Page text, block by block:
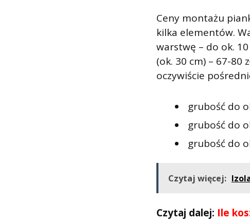
Ceny montażu
kilka elementów.
warstwę – do ok.
(ok. 30 cm) – 67-
oczywiście
grubość do
grubość do
grubość do
Czytaj więcej:
Czytaj dalej: Ile